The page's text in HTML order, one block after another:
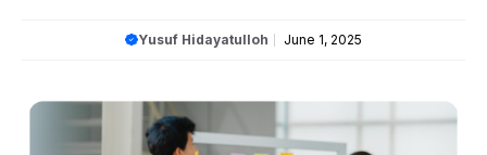
Yusuf Hidayatulloh June 1, 2025